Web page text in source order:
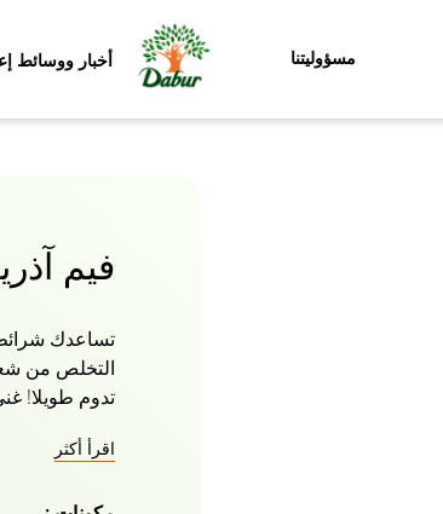
مسؤوليتنا أخبار ووسائط
فيم
التخلص من
تدوم طويلا!
تساعد في
اقرأ أكثر